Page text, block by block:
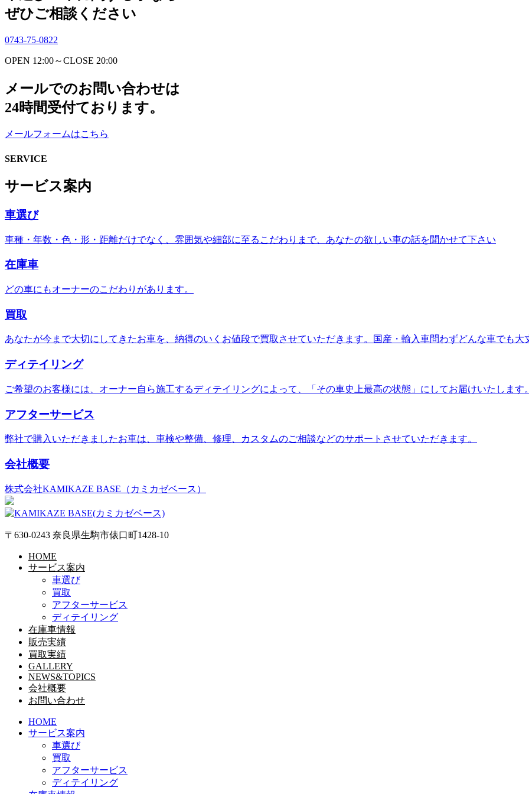
ぜひご相談ください
0743-75-0822
OPEN 12:00～CLOSE 20:00
メールでのお問い合わせは
24時間受付ております。
メールフォームはこちら
SERVICE
サービス案内
車選び
車種・年数・色・形・距離だけでなく、雰囲気や細部に至るこだわりまで、あなたの欲しい車の話を聞かせて下さい
在庫車
どの車にもオーナーのこだわりがあります。
買取
あなたが今まで大切にしてきたお車を、納得のいくお値段で買取させていただきます。国産・輸入車問わずどんな車でも大
ディテイリング
ご希望のお客様には、オーナー自ら施工するディテイリングによって、「その車史上最高の状態」にしてお届けいたします。
アフターサービス
弊社で購入いただきましたお車は、車検や整備、修理、カスタムのご相談などのサポートさせていただきます。
会社概要
株式会社KAMIKAZE BASE（カミカゼベース）
〒630-0243 奈良県生駒市俵口町1428-10
HOME
サービス案内
車選び
買取
アフターサービス
ディテイリング
在庫車情報
販売実績
買取実績
GALLERY
NEWS&TOPICS
会社概要
お問い合わせ
HOME
サービス案内
車選び
買取
アフターサービス
ディテイリング